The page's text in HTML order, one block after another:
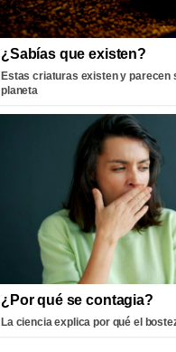
¿Sabías que existen?
Estas criaturas existen y parecen
planeta
¿Por qué se contagia?
La ciencia explica por qué el